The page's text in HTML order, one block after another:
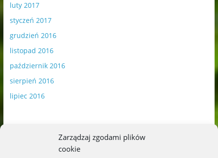
Zarządzaj zgodami plików
cookie
luty 2017
styczeń 2017
grudzień 2016
listopad 2016
październik 2016
sierpień 2016
lipiec 2016